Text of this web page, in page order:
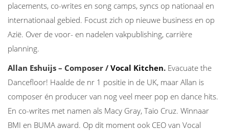
placements, co-writes en song camps, syncs op nationaal en
internationaal gebied. Focust zich op nieuwe business en op
Azië. Over de voor- en nadelen vakpublishing, carrière
planning.
Allan Eshuijs – Composer / Vocal Kitchen. Evacuate the
Dancefloor! Haalde de nr 1 positie in de UK, maar Allan is
composer én producer van nog veel meer pop en dance hits.
En co-writes met namen als Macy Gray, Taio Cruz. Winnaar
BMI en BUMA award. Op dit moment ook CEO van Vocal